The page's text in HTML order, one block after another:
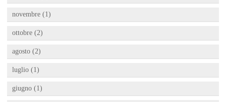
novembre (1)
ottobre (2)
agosto (2)
luglio (1)
giugno (1)